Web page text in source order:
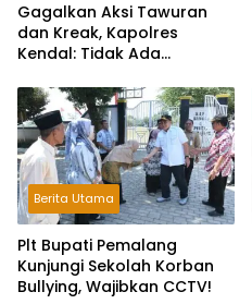
Gagalkan Aksi Tawuran
dan Kreak, Kapolres
Kendal: Tidak Ada
Pelaku Kejahatan Jalanan
Berita Utama
Plt Bupati Pemalang
Kunjungi Sekolah Korban
Bullying, Wajibkan CCTV!